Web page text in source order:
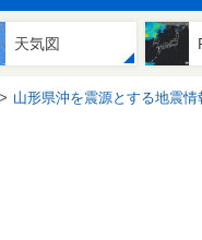
天気図
山形県沖を震源とする地震情